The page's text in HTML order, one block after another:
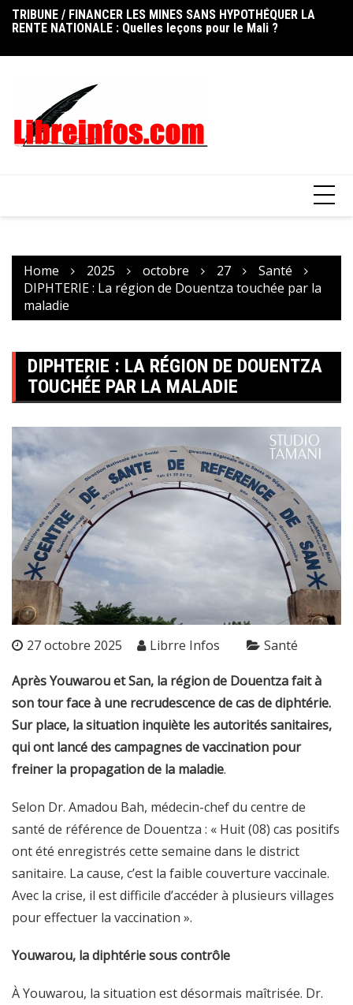
SkipUNION AFRICAINE DES TÉLÉCOMMUNICATIONS : Le Mali réélu
au Conseil d’administration de l’UAT
Home 2025 octobre 27
Santé
DIPHTERIE : La région de Douentza touchée par la
maladie
DIPHTERIE : LA RÉGION DE DOUENTZA
TOUCHÉE PAR LA MALADIE
27 octobre 2025 Librre Infos Santé
Après Youwarou et San, la région de Douentza fait à
son tour face à une recrudescence de cas de diphtérie.
Sur place, la situation inquiète les autorités sanitaires,
qui ont lancé des campagnes de vaccination pour
freiner la propagation de la maladie.
Selon Dr. Amadou Bah, médecin-chef du centre de
santé de référence de Douentza : « Huit (08) cas positifs
ont été enregistrés cette semaine dans le district
sanitaire. La cause, c’est la faible couverture vaccinale.
Avec la crise, il est difficile d’accéder à plusieurs villages
pour effectuer la vaccination ».
Youwarou, la diphtérie sous contrôle
À Youwarou, la situation est désormais maîtrisée. Dr.